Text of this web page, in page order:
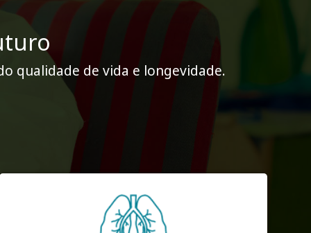
qualidade de vida e longevidade.